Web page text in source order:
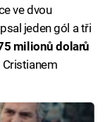
ve dvou
jeden gól a tři
milionů dolarů